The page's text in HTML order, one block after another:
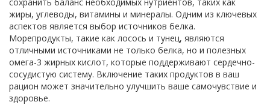
сохранить баланс необходимых нутриентов, таких как
жиры, углеводы, витамины и минералы. Одним из ключевых
аспектов является выбор источников белка.
Морепродукты, такие как лосось и тунец, являются
отличными источниками не только белка, но и полезных
омега-3 жирных кислот, которые поддерживают сердечно-
сосудистую систему. Включение таких продуктов в ваш
рацион может значительно улучшить ваше самочувствие и
здоровье.